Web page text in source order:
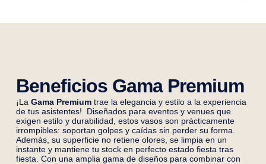
Beneficios Gama Premium
¡La Gama Premium trae la elegancia y estilo a la experiencia
de tus asistentes! Diseñados para eventos y venuesque
exigen estilo y durabilidad, estos vasos son prácticamente
irrompibles: soportan golpes y caídas sin perder su forma.
Además, su superficie no retiene olores, se limpia en un
instante y mantiene tu stock en perfecto estado fiesta tras
fiesta. Con una amplia gama de diseños para combinar con